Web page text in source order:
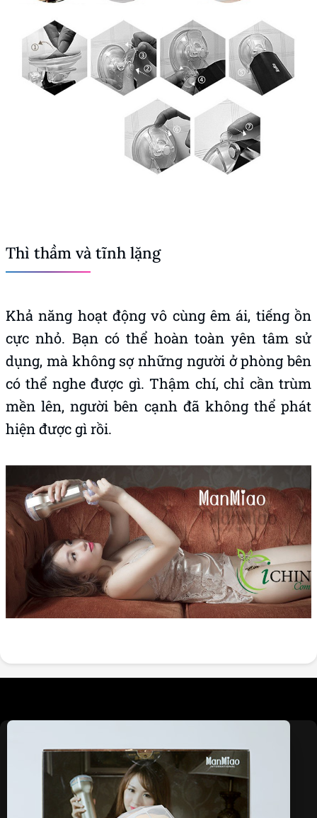
Thì thầm và tĩnh lặng
Khả năng hoạt động vô cùng êm ái, tiếng ồn
cực nhỏ. Bạn có thể hoàn toàn yên tâm sử
dụng, mà không sợ những người ở phòng bên
có thể nghe được gì. Thậm chí, chỉ cần trùm
mền lên, người bên cạnh đã không thể phát
hiện được gì rồi.